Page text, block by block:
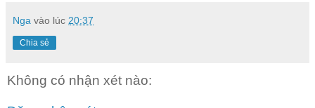
Nga vào lúc 20:37
Chia sẻ
Không có nhận xét nào: